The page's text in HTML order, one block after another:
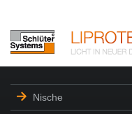
Nische